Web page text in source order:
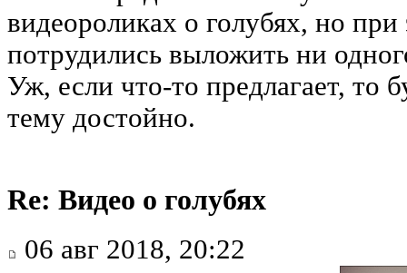
видеороликах о голубях, но
потрудились выложить ни
Уж, если что-то предлагает, то
тему достойно.
Re: Видео о голубях
06 авг 2018, 20:22